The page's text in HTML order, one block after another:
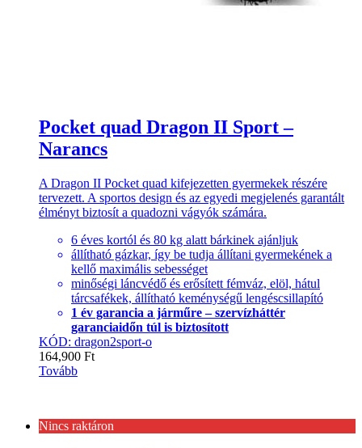
Pocket quad Dragon II Sport –
Narancs
A Dragon II Pocket quad kifejezetten gyermekek részére
tervezett. A sportos design és az egyedi megjelenés garantált
élményt biztosít a quadozni vágyók számára.
6 éves kortól és 80 kg alatt bárkinek ajánljuk
állítható gázkar, így be tudja állítani gyermekének a
kellő maximális sebességet
minőségi láncvédő és erősített fémváz, elöl, hátul
tárcsafékek, állítható keménységű lengéscsillapító
1 év garancia a járműre – szervízháttér
garanciaidőn túl is biztosított
KÓD: dragon2sport-o
164,900 Ft
Tovább
Nincs raktáron